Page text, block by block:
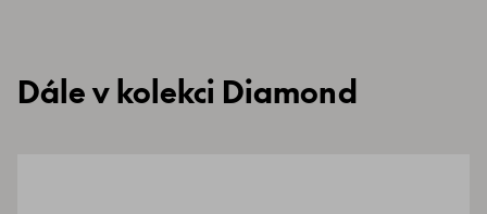
Dále v kolekci Diamond